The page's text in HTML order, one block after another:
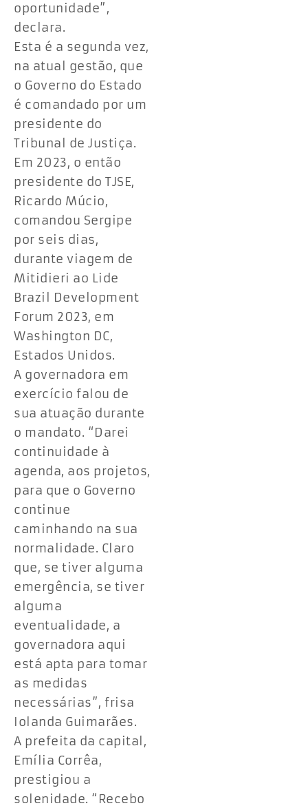
oportunidade”,
declara.
Esta é a segunda vez,
na atual gestão, que
o Governo do Estado
é comandado por um
presidente do
Tribunal de Justiça.
Em 2023, o então
presidente do TJSE,
Ricardo Múcio,
comandou Sergipe
por seis dias,
durante viagem de
Mitidieri ao Lide
Brazil Development
Forum 2023, em
Washington DC,
Estados Unidos.
A governadora em
exercício falou de
sua atuação durante
o mandato. “Darei
continuidade à
agenda, aos projetos,
para que o Governo
continue
caminhando na sua
normalidade. Claro
que, se tiver alguma
emergência, se tiver
alguma
eventualidade, a
governadora aqui
está apta para tomar
as medidas
necessárias”, frisa
Iolanda Guimarães.
A prefeita da capital,
Emília Corrêa,
prestigiou a
solenidade. “Recebo